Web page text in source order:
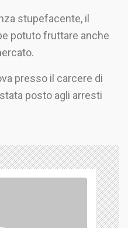
stupefacente, il
potuto fruttare anche
presso il carcere di
posto agli arresti